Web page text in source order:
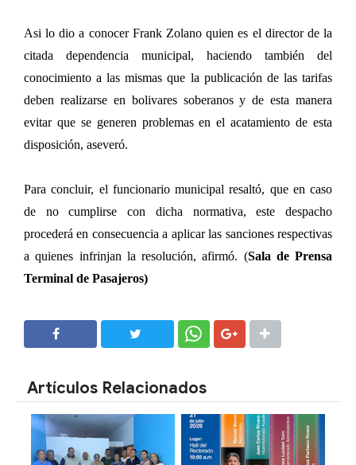
Asi lo dio a conocer Frank Zolano quien es el director de la
citada dependencia municipal, haciendo también del
conocimiento a las mismas que la publicación de las tarifas
deben realizarse en bolivares soberanos y de esta manera
evitar que se generen problemas en el acatamiento de esta
disposición, aseveró.
Para concluir, el funcionario municipal resaltó, que en caso
de no cumplirse con dicha normativa, este despacho
procederá en consecuencia a aplicar las sanciones respectivas
a quienes infrinjan la resolución, afirmó. (Sala de Prensa
Terminal de Pasajeros)
Artículos Relacionados